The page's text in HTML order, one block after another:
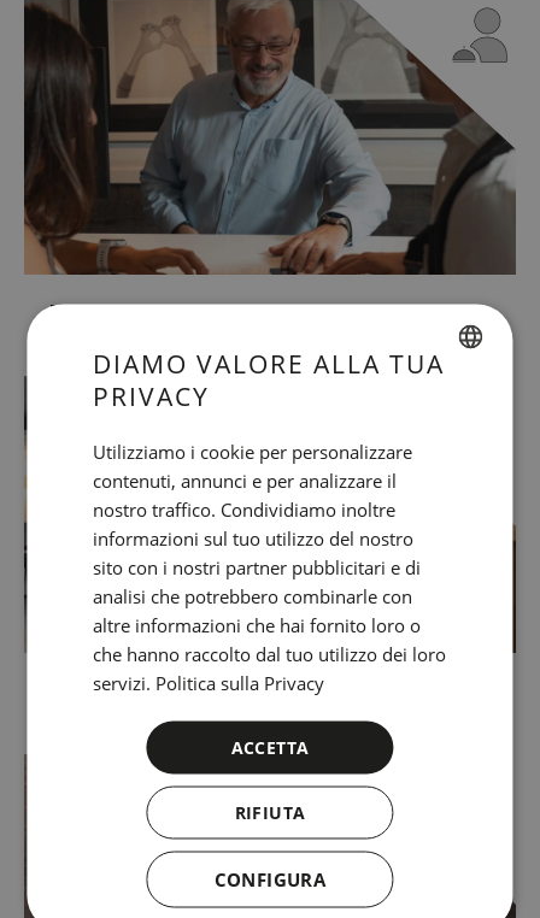
Reception 24 ore su 24
Business center
FRENCH
ITALIAN
RUSSIAN
DIAMO VALORE ALLA TUA
PRIVACY
Utilizziamo i cookie per personalizzare
contenuti, annunci e per analizzare il
nostro traffico. Condividiamo inoltre
informazioni sul tuo utilizzo del nostro
sito con i nostri partner pubblicitari e di
analisi che potrebbero combinarle con
altre informazioni che hai fornito loro o
che hanno raccolto dal tuo utilizzo dei loro
servizi. Politica sulla Privacy
ACCETTA
RIFIUTA
CONFIGURA